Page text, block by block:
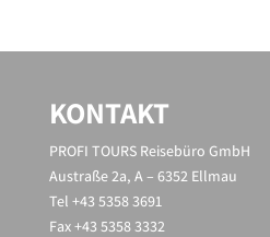
KONTAKT
PROFI TOURS Reisebüro GmbH
Austraße 2a, A – 6352 Ellmau
Tel +43 5358 3691
Fax +43 5358 3332